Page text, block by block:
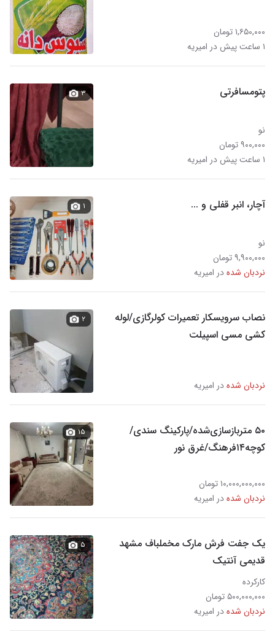
۱,۶۵۰,۰۰۰ تومان
۱ ساعت پیش در امیریه
پتومسافرتی
نو
۹۰۰,۰۰۰ تومان
۱ ساعت پیش در امیریه
۳
آچار، انبر قفلی و ...
نو
۹,۹۰۰,۰۰۰ تومان
نردبان شدهدر امیریه
۱
نصاب سرویسکار تعمیرات کولرگازی/لوله
کشی مسی اسپیلت
نردبان شدهدر امیریه
۲
۵۰ متربازسازی‌شده/پارکینگ سندی/
کوچه۱۴فرهنگ/غرق نور
۱۰,۰۰۰,۰۰۰,۰۰۰ تومان
نردبان شدهدر امیریه
۱۵
یک جفت فرش مارک مخملباف مشهد
قدیمی آنتیک
کارکرده
۵۰۰,۰۰۰,۰۰۰ تومان
نردبان شدهدر امیریه
۵